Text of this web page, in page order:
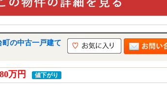
の中古一戸建て
万円 値下がり